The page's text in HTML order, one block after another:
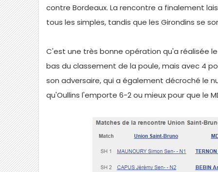
contre Bordeaux. La rencontre a finalement
tous les simples, tandis que les Girondins se
C'est une très bonne opération qu'a réalisée
bas du classement de la poule, mais avec 4
son adversaire, qui a également décroché le
qu'Oullins l'emporte 6-2 ou mieux pour que le